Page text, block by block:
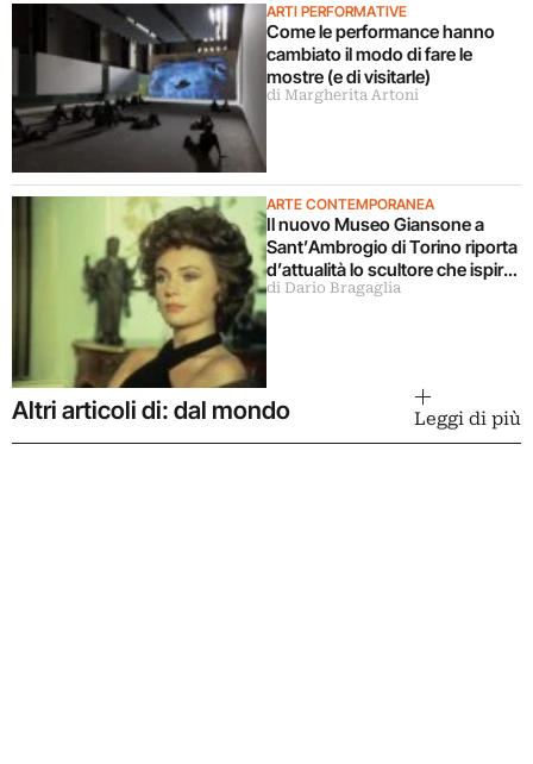
ARTI PERFORMATIVE
Come le performance hanno
cambiato il modo di fare le
mostre (e di visitarle)
di Margherita Artoni
ARTE CONTEMPORANEA
Il nuovo Museo Giansone a
Sant’Ambrogio di Torino riporta
d’attualità lo scultore che ispirò
il libro La donna della domenica
di Dario Bragaglia
Altri articoli di: dal mondo Leggi di più